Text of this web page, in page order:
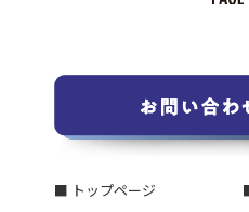
■ トップページ